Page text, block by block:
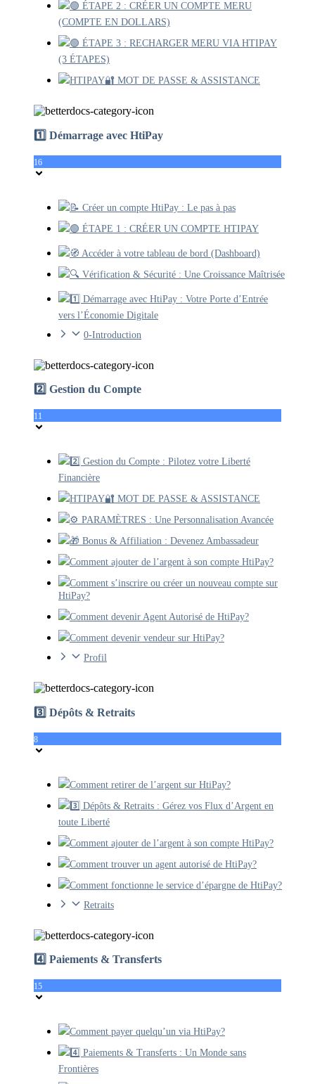
🟢 ÉTAPE 2 : CRÉER UN COMPTE MERU
(COMPTE EN DOLLARS)
🟢 ÉTAPE 3 : RECHARGER MERU VIA HTIPAY
(3 ÉTAPES)
HTIPAY🔐 MOT DE PASSE & ASSISTANCE
1️⃣ Démarrage avec HtiPay
16
📝 Créer un compte HtiPay : Le pas à pas
🟢 ÉTAPE 1 : CRÉER UN COMPTE HTIPAY
🧭 Accéder à votre tableau de bord (Dashboard)
🔍 Vérification & Sécurité : Une Croissance Maîtrisée
1️⃣ Démarrage avec HtiPay : Votre Porte d’Entrée
vers l’Économie Digitale
0-Introduction
2️⃣ Gestion du Compte
11
2️⃣ Gestion du Compte : Pilotez votre Liberté
Financière
HTIPAY🔐 MOT DE PASSE & ASSISTANCE
⚙️ PARAMÈTRES : Une Personnalisation Avancée
🎁 Bonus & Affiliation : Devenez Ambassadeur
Comment ajouter de l’argent à son compte HtiPay?
Comment s’inscrire ou créer un nouveau compte sur
HtiPay?
Comment devenir Agent Autorisé de HtiPay?
Comment devenir vendeur sur HtiPay?
Profil
3️⃣ Dépôts & Retraits
8
Comment retirer de l’argent sur HtiPay?
3️⃣ Dépôts & Retraits : Gérez vos Flux d’Argent en
toute Liberté
Comment ajouter de l’argent à son compte HtiPay?
Comment trouver un agent autorisé de HtiPay?
Comment fonctionne le service d’épargne de HtiPay?
Retraits
4️⃣ Paiements & Transferts
15
Comment payer quelqu’un via HtiPay?
4️⃣ Paiements & Transferts : Un Monde sans
Frontières